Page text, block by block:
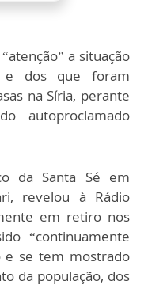
a situação
e dos que foram
na Síria, perante
autoproclamado
da Santa Sé em
revelou à Rádio
em retiro nos
“continuamente
e se tem mostrado
da população, dos